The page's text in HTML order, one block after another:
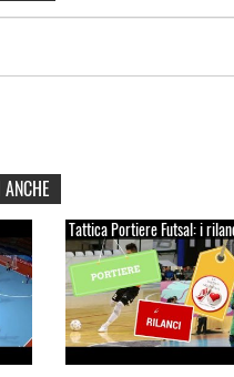
Tattica Portiere Futsal: i